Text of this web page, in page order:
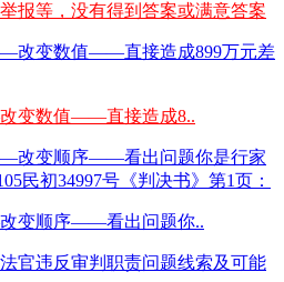
报等，没有得到答案或满意答案
变数值——直接造成8..
变顺序——看出问题你..